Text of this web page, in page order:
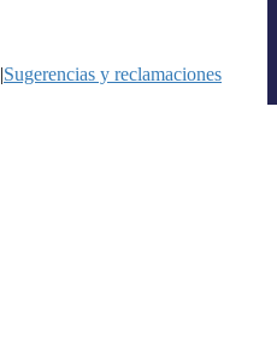
|Sugerencias y reclamaciones